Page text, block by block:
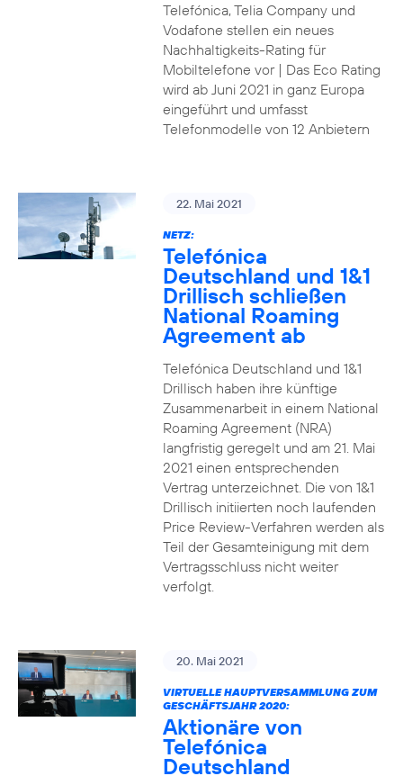
Telefónica, Telia Company und
Vodafone stellen ein neues
Nachhaltigkeits-Rating für
Mobiltelefone vor | Das Eco Rating
wird ab Juni 2021 in ganz Europa
eingeführt und umfasst
Telefonmodelle von 12 Anbietern
22. Mai 2021
NETZ:
Telefónica
Deutschland und 1&1
Drillisch schließen
National Roaming
Agreement ab
Telefónica Deutschland und 1&1
Drillisch haben ihre künftige
Zusammenarbeit in einem National
Roaming Agreement (NRA)
langfristig geregelt und am 21. Mai
2021 einen entsprechenden
Vertrag unterzeichnet. Die von 1&1
Drillisch initiierten noch laufenden
Price Review-Verfahren werden als
Teil der Gesamteinigung mit dem
Vertragsschluss nicht weiter
verfolgt.
20. Mai 2021
VIRTUELLE HAUPTVERSAMMLUNG ZUM
GESCHÄFTSJAHR 2020:
Aktionäre von
Telefónica
Deutschland